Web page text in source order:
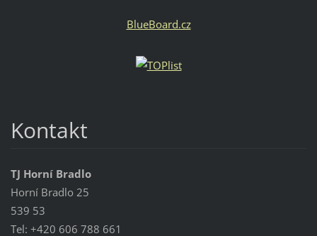
BlueBoard.cz
Kontakt
TJ Horní Bradlo
Horní Bradlo 25
539 53
Tel: +420 606 788 661